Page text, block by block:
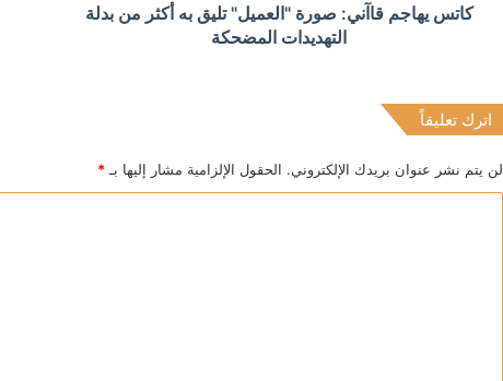
الدولار يتراجع بعد تثبيت المركزي الأميركي الفائدة
منذ 10 ساعات
كاتس يهاجم قاآني: صورة "العميل" تليق به أكثر من بدلة
التهديدات المضحكة
اترك تعليقاً
لن يتم نشر عنوان بريدك الإلكتروني. الحقول الإلزامية مشار إليها بـ *